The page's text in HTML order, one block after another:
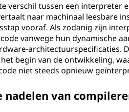
verschil tussen een interpreter
naar machinaal leesbare
vooraf. Als zodanig zijn
vanwege hun dynamische
architectuurspecificaties.
begin van de ontwikkeling,
niet steeds opnieuw
nadelen van